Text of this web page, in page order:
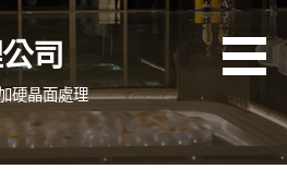
司
硬晶面處理